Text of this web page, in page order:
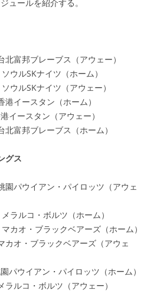
ュールを紹介する。
北富邦ブレーブス（アウェー）
ウルSKナイツ（ホーム）
ウルSKナイツ（アウェー）
港イースタン（ホーム）
イースタン（アウェー）
北富邦ブレーブス（ホーム）
グス
園パウイアン・パイロッツ（アウェ
ラルコ・ボルツ（ホーム）
カオ・ブラックベアーズ（ホーム）
カオ・ブラックベアーズ（アウェ
パウイアン・パイロッツ（ホーム）
ラルコ・ボルツ（アウェー）